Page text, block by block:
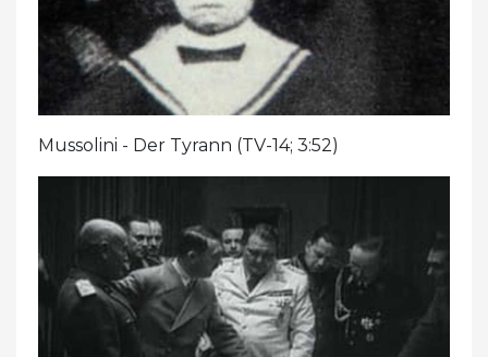
Mussolini - Der Tyrann (TV-14; 3:52)